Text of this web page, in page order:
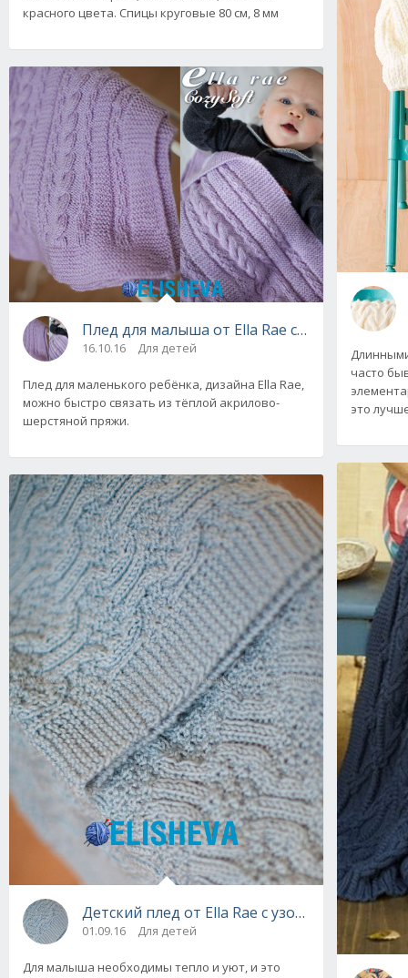
красного цвета. Спицы круговые 80 см, 8 мм
Плед для малыша от Ella Rae с узорами из
16.10.16 Для детей
Плед для маленького ребёнка, дизайна Ella Rae,
можно быстро связать из тёплой акрилово-
шерстяной пряжи.
Детский плед от Ella Rae с узором мозаика:
01.09.16 Для детей
Для малыша необходимы тепло и уют, и это
часто
это